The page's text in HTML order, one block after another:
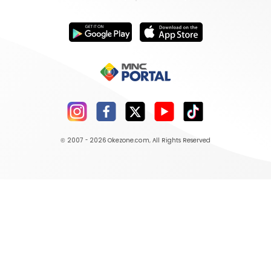
© 2007 - 2026 Okezone.com, All Rights Reserved